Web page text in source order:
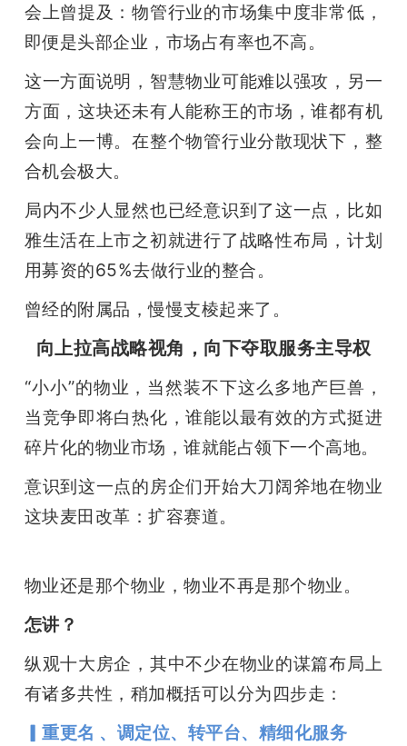
会上曾提及：物管行业的市场集中度非常低，
即便是头部企业，市场占有率也不高。
这一方面说明，智慧物业可能难以强攻，另一
方面，这块还未有人能称王的市场，谁都有机
会向上一博。在整个物管行业分散现状下，整
合机会极大。
局内不少人显然也已经意识到了这一点，比如
雅生活在上市之初就进行了战略性布局，计划
用募资的65%去做行业的整合。
曾经的附属品，慢慢支棱起来了。
向上拉高战略视角，向下夺取服务主导权
“小小”的物业，当然装不下这么多地产巨兽，
当竞争即将白热化，谁能以最有效的方式挺进
碎片化的物业市场，谁就能占领下一个高地。
意识到这一点的房企们开始大刀阔斧地在物业
这块麦田改革：扩容赛道。
物业还是那个物业，物业不再是那个物业。
怎讲？
纵观十大房企，其中不少在物业的谋篇布局上
有诸多共性，稍加概括可以分为四步走：
▎重更名 、调定位、转平台、精细化服务